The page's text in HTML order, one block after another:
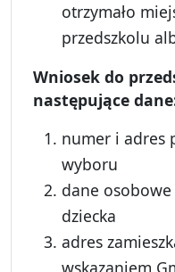
otrzymało
przedszkolu
Wniosek do
następujące
numer i adres
wyboru
dane osobowe
dziecka
adres